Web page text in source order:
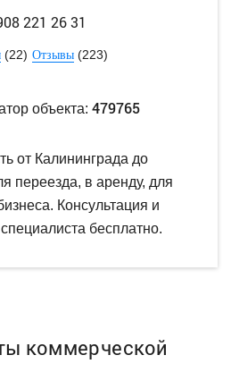
221 26 31
(22) Отзывы (223)
объекта: 479765
от Калининграда до
переезда, в аренду, для
Консультация и
бесплатно.
коммерческой